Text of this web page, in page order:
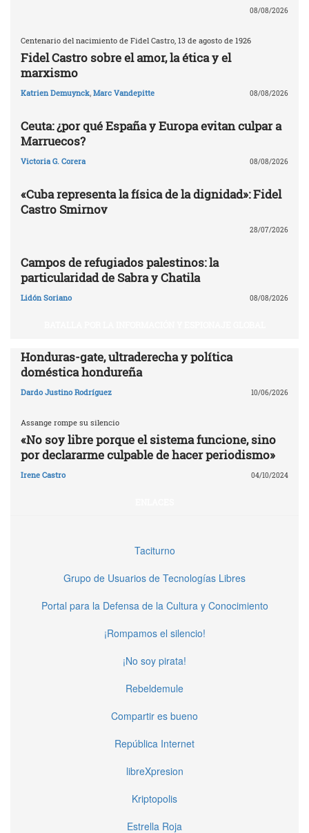
08/08/2026
Centenario del nacimiento de Fidel Castro, 13 de agosto de 1926
Fidel Castro sobre el amor, la ética y el
marxismo
Katrien Demuynck, Marc Vandepitte 08/08/2026
Ceuta: ¿por qué España y Europa evitan culpar a
Marruecos?
Victoria G. Corera 08/08/2026
«Cuba representa la física de la dignidad»: Fidel
Castro Smirnov
28/07/2026
Campos de refugiados palestinos: la
particularidad de Sabra y Chatila
Lidón Soriano 08/08/2026
Honduras-gate, ultraderecha y política
doméstica hondureña
Dardo Justino Rodríguez 10/06/2026
Assange rompe su silencio
«No soy libre porque el sistema funcione, sino
por declararme culpable de hacer periodismo»
Irene Castro 04/10/2024
Taciturno
Grupo de Usuarios de Tecnologías Libres
Portal para la Defensa de la Cultura y Conocimiento
¡Rompamos el silencio!
¡No soy pirata!
Rebeldemule
Compartir es bueno
República Internet
libreXpresion
Kriptopolis
Estrella Roja